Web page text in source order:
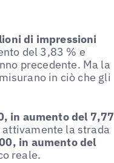
di impressioni
del 3,83 % e
precedente. Ma la
in ciò che gli
in aumento del 7,77
la strada
in aumento del
reale.